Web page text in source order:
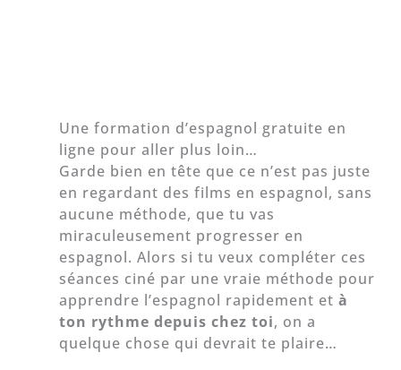
Une formation d’espagnol gratuite en
ligne pour aller plus loin…
Garde bien en tête que ce n’est pas juste
en regardant des films en espagnol, sans
aucune méthode, que tu vas
miraculeusement progresser en
espagnol. Alors si tu veux compléter ces
séances ciné par une vraie méthode pour
apprendre l’espagnol rapidement età
ton rythme depuis chez toi, on a
quelque chose qui devrait te plaire…